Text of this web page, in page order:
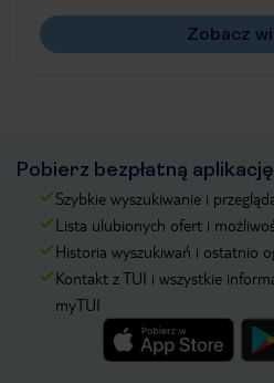
Zobacz
Pobierz bezpłatną aplikację
Szybkie wyszukiwanie i
Lista ulubionych ofert i
Historia wyszukiwań i ostatnio
Kontakt z TUI i wszystkie
myTUI